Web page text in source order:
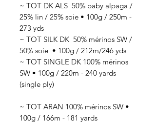
~ TOT DK ALS 50% baby alpaga /
25% lin / 25% soie • 100g / 250m -
273 yds
~ TOT SILK DK 50% mérinos SW /
50% soie • 100g / 212m/246 yds
~ TOT SINGLE DK 100% mérinos
SW • 100g / 220m - 240 yards
(single ply)
~ TOT ARAN 100% mérinos SW •
100g / 166m - 181 yards